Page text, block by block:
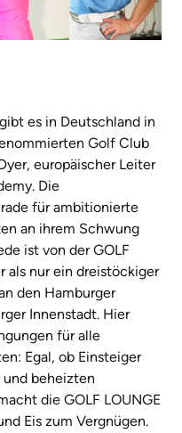
es in Deutschland in
Golf Club
europäischer Leiter
Die
für ambitionierte
an ihrem Schwung
ist von der GOLF
als nur ein dreistöckiger
den Hamburger
Innenstadt. Hier
für alle
Egal, ob Einsteiger
beheizten
die GOLF LOUNGE
Eis zum Vergnügen.